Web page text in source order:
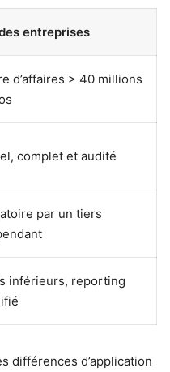
entreprises
d’affaires > 40 millions
complet et audité
par un tiers
inférieurs, reporting
différences d’application